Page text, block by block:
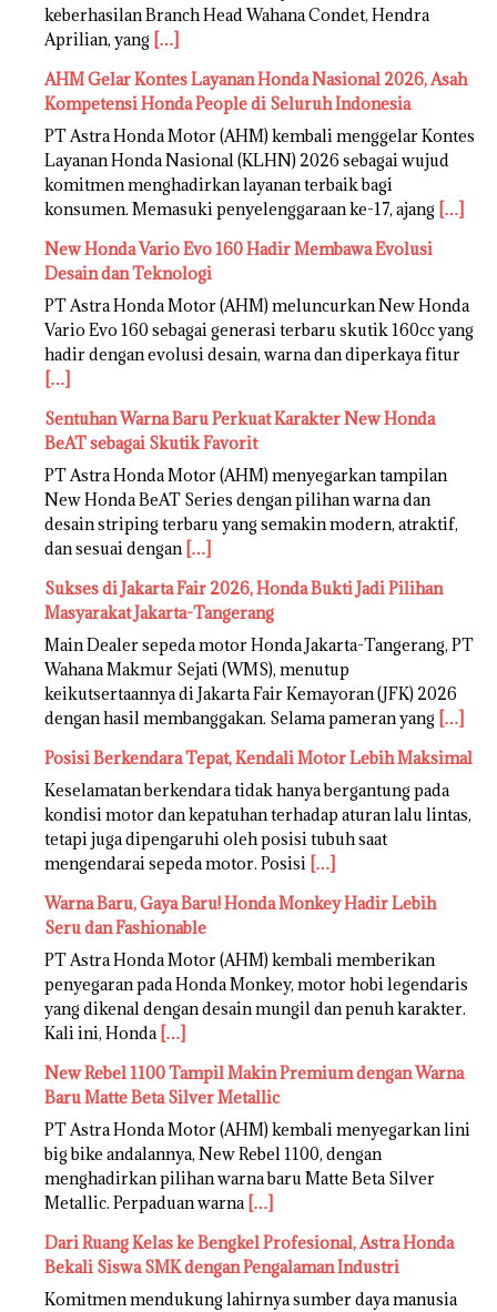
keberhasilan Branch Head Wahana Condet, Hendra
Aprilian, yang […]
AHM Gelar Kontes Layanan Honda Nasional 2026, Asah
Kompetensi Honda People di Seluruh Indonesia
PT Astra Honda Motor (AHM) kembali menggelar Kontes
Layanan Honda Nasional (KLHN) 2026 sebagai wujud
komitmen menghadirkan layanan terbaik bagi
konsumen. Memasuki penyelenggaraan ke-17, ajang […]
New Honda Vario Evo 160 Hadir Membawa Evolusi
Desain dan Teknologi
PT Astra Honda Motor (AHM) meluncurkan New Honda
Vario Evo 160 sebagai generasi terbaru skutik 160cc yang
hadir dengan evolusi desain, warna dan diperkaya fitur
[…]
Sentuhan Warna Baru Perkuat Karakter New Honda
BeAT sebagai Skutik Favorit
PT Astra Honda Motor (AHM) menyegarkan tampilan
New Honda BeAT Series dengan pilihan warna dan
desain striping terbaru yang semakin modern, atraktif,
dan sesuai dengan […]
Sukses di Jakarta Fair 2026, Honda Bukti Jadi Pilihan
Masyarakat Jakarta-Tangerang
Main Dealer sepeda motor Honda Jakarta-Tangerang, PT
Wahana Makmur Sejati (WMS), menutup
keikutsertaannya di Jakarta Fair Kemayoran (JFK) 2026
dengan hasil membanggakan. Selama pameran yang […]
Posisi Berkendara Tepat, Kendali Motor Lebih Maksimal
Keselamatan berkendara tidak hanya bergantung pada
kondisi motor dan kepatuhan terhadap aturan lalu lintas,
tetapi juga dipengaruhi oleh posisi tubuh saat
mengendarai sepeda motor. Posisi […]
Warna Baru, Gaya Baru! Honda Monkey Hadir Lebih
Seru dan Fashionable
PT Astra Honda Motor (AHM) kembali memberikan
penyegaran pada Honda Monkey, motor hobi legendaris
yang dikenal dengan desain mungil dan penuh karakter.
Kali ini, Honda […]
New Rebel 1100 Tampil Makin Premium dengan Warna
Baru Matte Beta Silver Metallic
PT Astra Honda Motor (AHM) kembali menyegarkan lini
big bike andalannya, New Rebel 1100, dengan
menghadirkan pilihan warna baru Matte Beta Silver
Metallic. Perpaduan warna […]
Dari Ruang Kelas ke Bengkel Profesional, Astra Honda
Bekali Siswa SMK dengan Pengalaman Industri
Komitmen mendukung lahirnya sumber daya manusia